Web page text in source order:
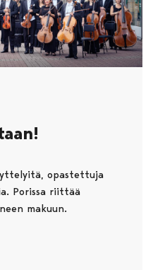
opastettuja
Porissa riittää
makuun.